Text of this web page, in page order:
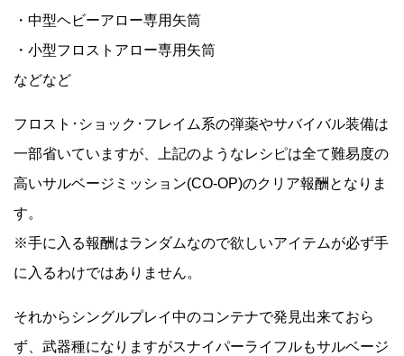
・中型ヘビーアロー専用矢筒
・小型フロストアロー専用矢筒
などなど
フロスト･ショック･フレイム系の弾薬やサバイバル装備は
一部省いていますが、上記のようなレシピは全て難易度の
高いサルベージミッション(CO-OP)のクリア報酬となりま
す。
※手に入る報酬はランダムなので欲しいアイテムが必ず手
に入るわけではありません。
それからシングルプレイ中のコンテナで発見出来ておら
ず、武器種になりますがスナイパーライフルもサルベージ